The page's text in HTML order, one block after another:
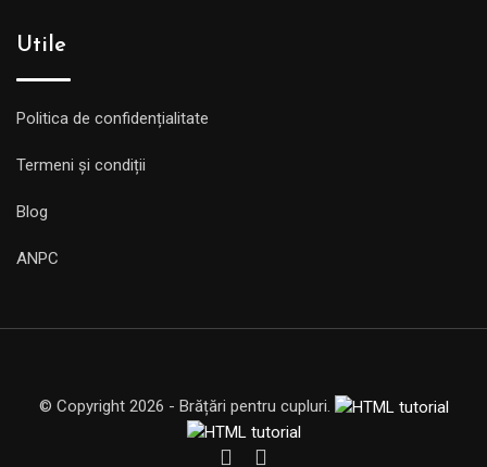
Utile
Politica de confidențialitate
Termeni și condiții
Blog
ANPC
© Copyright 2026 - Brățări pentru cupluri.